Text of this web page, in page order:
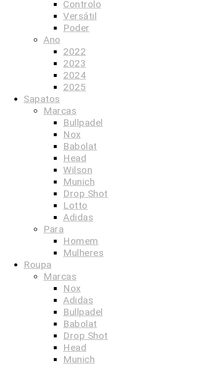
Controlo
Versátil
Poder
Ano
2022
2023
2024
2025
Sapatos
Marcas
Bullpadel
Nox
Babolat
Head
Wilson
Munich
Drop Shot
Lotto
Adidas
Para
Homem
Mulheres
Roupa
Marcas
Nox
Adidas
Bullpadel
Babolat
Drop Shot
Head
Munich